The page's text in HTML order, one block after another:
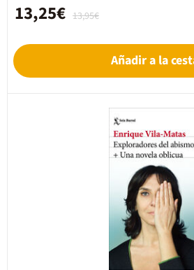
13,95€
13,25€
Añadir a la